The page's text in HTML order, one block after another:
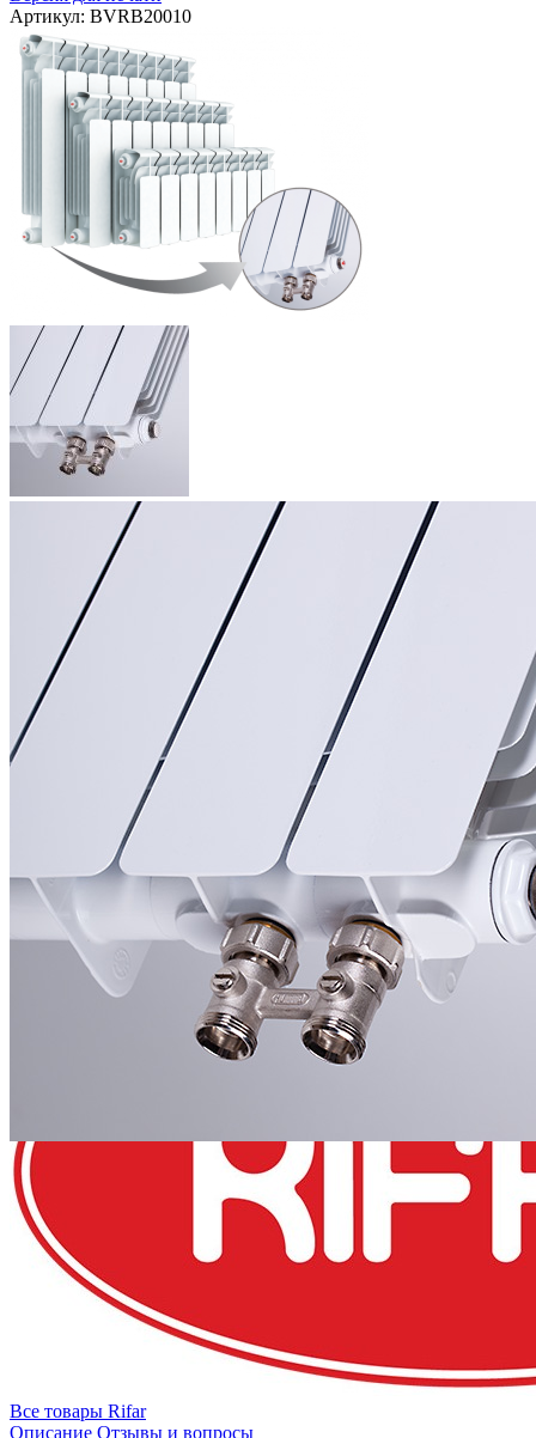
Артикул: BVRB20010
13339
В корзину
Самовывоз Бесплатно!
Забрать оплаченный заказ возможно
только после подтверждения о его готовности менеджером по
телефону. Без предварительного уведомления о готовности
вашего заказа, наличие заказанного товара не гарантируется.
Срок отгрузки 1-2 дня.
По Москве в пределах МКАД - 1000 руб. За пределы
МКАД - рассчитывается индивидуально. По всей России
доставка по тарифам транспортных компаний + 1000 руб.
перемещение до перевозчика.1-2 дня
Все товары Rifar
Описание Отзывы и вопросы